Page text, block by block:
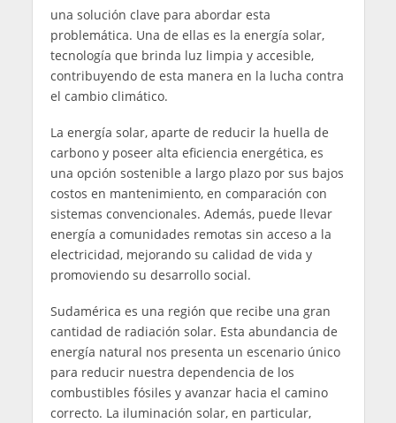
una solución clave para abordar esta
problemática. Una de ellas es la energía solar,
tecnología que brinda luz limpia y accesible,
contribuyendo de esta manera en la lucha contra
el cambio climático.
La energía solar, aparte de reducir la huella de
carbono y poseer alta eficiencia energética, es
una opción sostenible a largo plazo por sus bajos
costos en mantenimiento, en comparación con
sistemas convencionales. Además, puede llevar
energía a comunidades remotas sin acceso a la
electricidad, mejorando su calidad de vida y
promoviendo su desarrollo social.
Sudamérica es una región que recibe una gran
cantidad de radiación solar. Esta abundancia de
energía natural nos presenta un escenario único
para reducir nuestra dependencia de los
combustibles fósiles y avanzar hacia el camino
correcto. La iluminación solar, en particular,